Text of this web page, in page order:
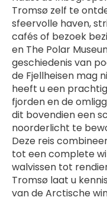
Tromsø zelf te
sfeervolle haven,
cafés of bezoek
en The Polar
geschiedenis van
de Fjellheisen mag
heeft u een
fjorden en de
dit bovendien een
noorderlicht te
Deze reis
tot een complete
walvissen tot
Tromsø laat u
van de Arctische